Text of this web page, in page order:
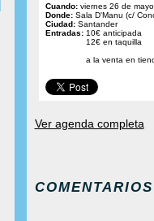
Cuando:viernes 26 de
Donde:Sala D'Manu (c/
Ciudad:Santander
Entradas: 10€ anticipada
12€ en taquilla
a la venta en
Ver agenda completa
COMENTARIOS